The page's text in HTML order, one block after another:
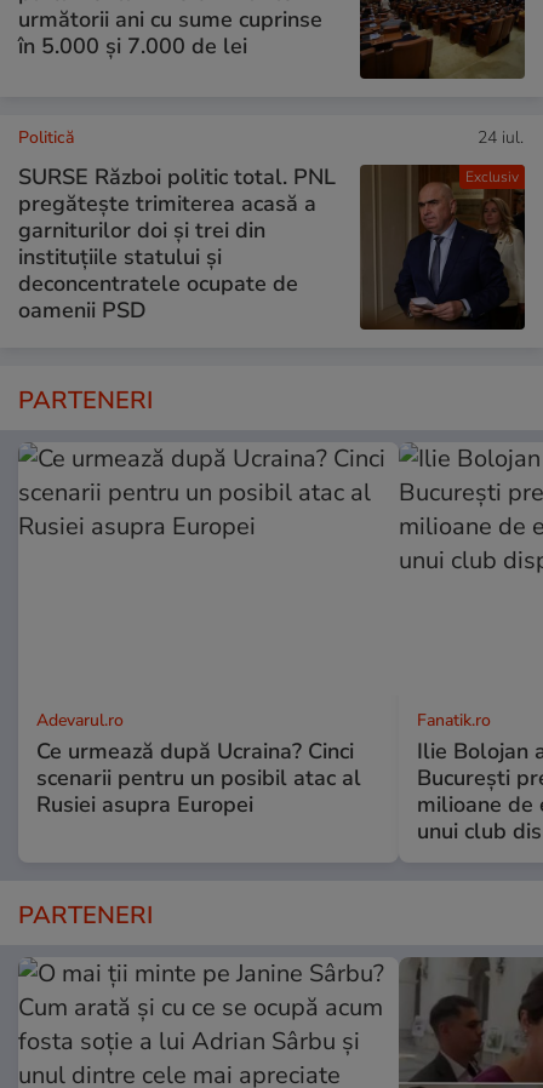
următorii ani cu sume cuprinse
în 5.000 și 7.000 de lei
Exclusiv
Politică 24 iul.
SURSE Război politic total. PNL
pregătește trimiterea acasă a
garniturilor doi și trei din
instituțiile statului și
deconcentratele ocupate de
oamenii PSD
PARTENERI
Adevarul.ro
Ce urmează după Ucraina? Cinci
scenarii pentru un posibil atac al
Rusiei asupra Europei
Fanatik.ro
Ilie Bolojan
București
milioane de
unui club
PARTENERI